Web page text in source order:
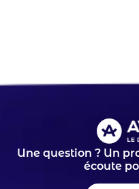
Une question ? Un
écoute